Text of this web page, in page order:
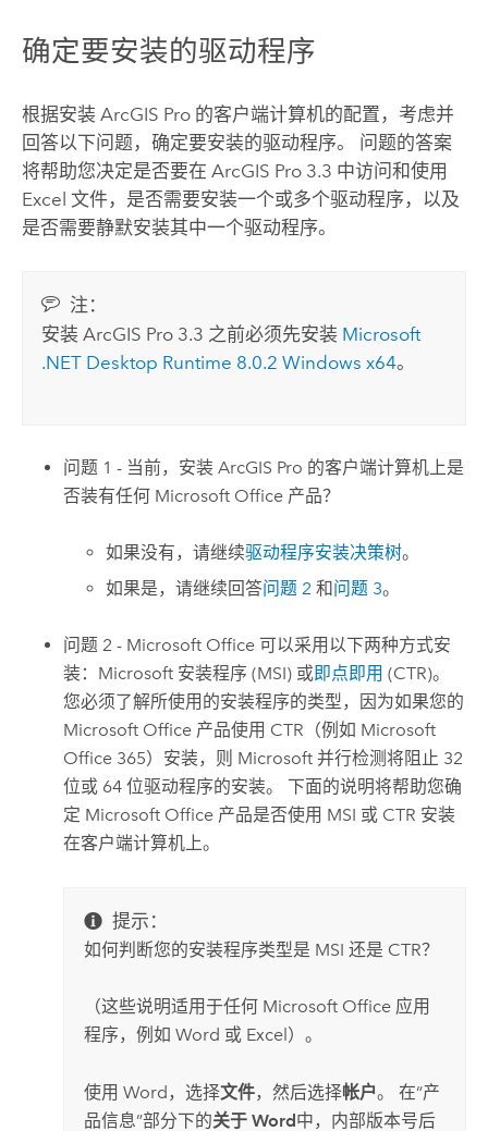
确定要安装的驱动程序
根据安装 ArcGIS Pro的客户端计算机的配置，考虑并
回答以下问题，确定要安装的驱动程序。 问题的答案
将帮助您决定是否要在 ArcGIS Pro 3.3 中访问和使用
Excel 文件，是否需要安装一个或多个驱动程序，以及
是否需要静默安装其中一个驱动程序。
注：
安装ArcGIS Pro 3.3 之前必须先安装 Microsoft
.NET Desktop Runtime 8.0.2Windows x64。
问题 1 - 当前，安装ArcGIS Pro 的客户端计算机上是
否装有任何 Microsoft Office 产品？
如果没有，请继续驱动程序安装决策树。
如果是，请继续回答问题 2 和问题 3。
问题 2 - Microsoft Office 可以采用以下两种方式安
装： Microsoft 安装程序 (MSI) 或即点即用 (CTR)。
您必须了解所使用的安装程序的类型，因为如果您的
Microsoft Office 产品使用 CTR（例如 Microsoft
Office 365）安装，则 Microsoft 并行检测将阻止 32
位或 64 位驱动程序的安装。 下面的说明将帮助您确
定 Microsoft Office 产品是否使用 MSI 或 CTR 安装
在客户端计算机上。
提示：
如何判断您的安装程序类型是 MSI 还是 CTR？
（这些说明适用于任何 Microsoft Office应用
程序，例如 Word 或 Excel ）。
使用 Word，选择文件，然后选择帐户。 在“产
品信息”部分下的关于 Word中，内部版本号后